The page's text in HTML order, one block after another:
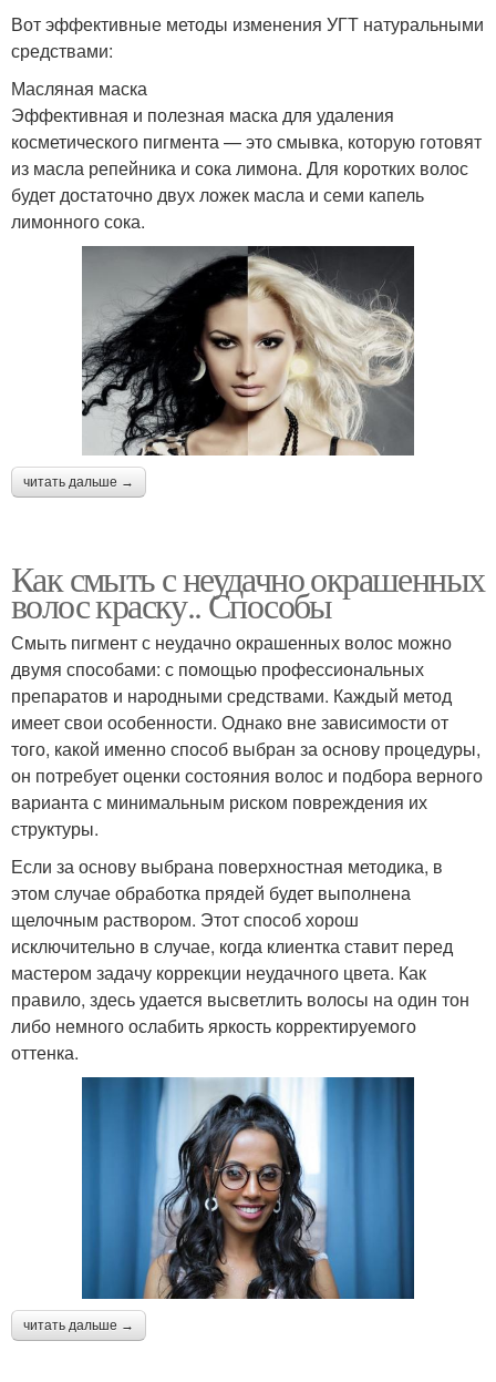
Вот эффективные методы изменения УГТ натуральными
средствами:
Масляная маска
Эффективная и полезная маска для удаления
косметического пигмента — это смывка, которую готовят
из масла репейника и сока лимона. Для коротких волос
будет достаточно двух ложек масла и семи капель
лимонного сока.
читать дальше →
Как смыть с неудачно окрашенных
волос краску.. Способы
Смыть пигмент с неудачно окрашенных волос можно
двумя способами: с помощью профессиональных
препаратов и народными средствами. Каждый метод
имеет свои особенности. Однако вне зависимости от
того, какой именно способ выбран за основу процедуры,
он потребует оценки состояния волос и подбора верного
варианта с минимальным риском повреждения их
структуры.
Если за основу выбрана поверхностная методика, в
этом случае обработка прядей будет выполнена
щелочным раствором. Этот способ хорош
исключительно в случае, когда клиентка ставит перед
мастером задачу коррекции неудачного цвета. Как
правило, здесь удается высветлить волосы на один тон
либо немного ослабить яркость корректируемого
оттенка.
читать дальше →